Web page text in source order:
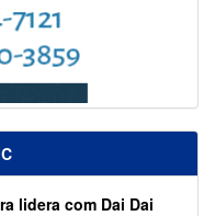
lidera com Dai Dai